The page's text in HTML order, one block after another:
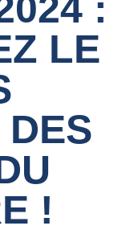
LE
!